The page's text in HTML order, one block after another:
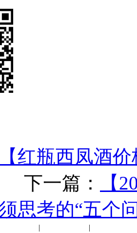
【红瓶西凤酒
篇：
【
思考的“五个
| |